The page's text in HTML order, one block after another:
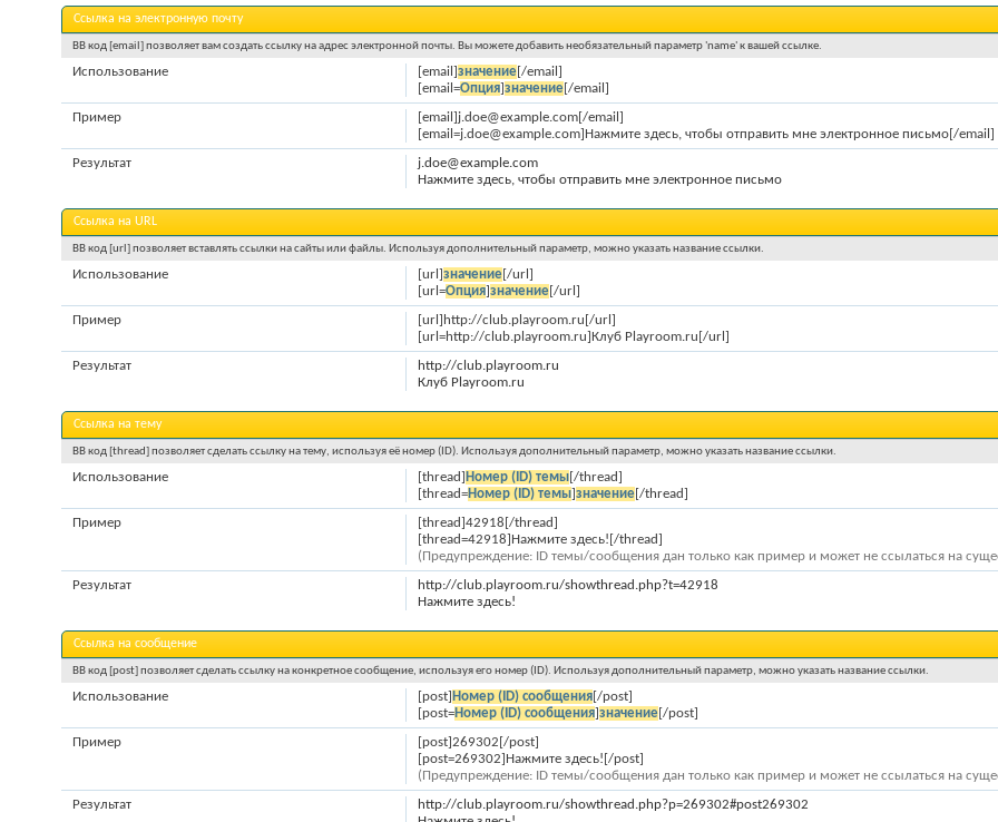
Ссылка на электронную почту
BB код [email] позволяет вам создать ссылку на адрес электронной почты. Вы можете добавить необязательный параметр 'name' к вашей ссылке.
[email]значение[/email]
[email=Опция]значение[/email]
Использование
[email]j.doe@example.com[/email]
[email=j.doe@example.com]Нажмите здесь, чтобы отправить мне электронное письмо[/email]
Пример
j.doe@example.com
Нажмите здесь, чтобы отправить мне электронное письмо
Результат
Ссылка на URL
BB код [url] позволяет вставлять ссылки на сайты или файлы. Используя дополнительный параметр, можно указать название ссылки.
[url]значение[/url]
[url=Опция]значение[/url]
Использование
[url]http://club.playroom.ru[/url]
[url=http://club.playroom.ru]Клуб Playroom.ru[/url]
Пример
http://club.playroom.ru
Клуб Playroom.ru
Результат
Ссылка на тему
BB код [thread] позволяет сделать ссылку на тему, используя её номер (ID). Используя дополнительный параметр, можно указать название ссылки.
[thread] Номер (ID) темы[/thread]
[thread=Номер (ID) темы]значение[/thread]
Использование
[thread]42918[/thread]
[thread=42918]Нажмите здесь![/thread]
(Предупреждение: ID темы/сообщения дан только как пример и может не ссылаться на
Пример
http://club.playroom.ru/showthread.php?t=42918
Нажмите здесь!
Результат
Ссылка на сообщение
BB код [post] позволяет сделать ссылку на конкретное сообщение, используя его номер (ID). Используя дополнительный параметр, можно указать название ссылки.
[post] Номер (ID) сообщения[/post]
[post=Номер (ID) сообщения]значение[/post]
Использование
[post]269302[/post]
[post=269302]Нажмите здесь![/post]
(Предупреждение: ID темы/сообщения дан только как пример и может не ссылаться на
Пример
http://club.playroom.ru/showthread.php?p=269302#post269302
Результат